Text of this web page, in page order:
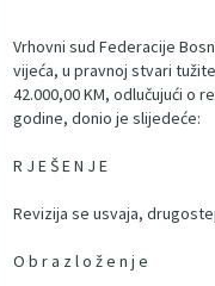
Vrhovni sud Federacije
vijeća, u pravnoj stvari
42.000,00 KM, odlučujući o
godine, donio je slijedeće:
R J E Š E N J E
Revizija se usvaja,
O b r a z l o ž e n j e